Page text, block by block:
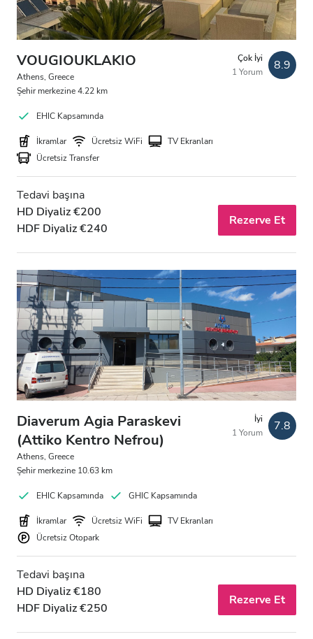
VOUGIOUKLAKIO
Athens, Greece
Şehir merkezine 4.22 km
Çok İyi
1 Yorum
8.9
EHIC Kapsamında
İkramlar Ücretsiz WiFi
TV Ekranları
Ücretsiz Transfer
Tedavi başına
HD Diyaliz €200
HDF Diyaliz €240
Rezerve Et
Diaverum Agia Paraskevi
(Attiko Kentro Nefrou)
Athens, Greece
Şehir merkezine 10.63 km
İyi
1 Yorum
7.8
EHIC Kapsamında GHIC Kapsamında
İkramlar Ücretsiz WiFi
TV Ekranları
Ücretsiz Otopark
Tedavi başına
HD Diyaliz €180
HDF Diyaliz €250
Rezerve Et